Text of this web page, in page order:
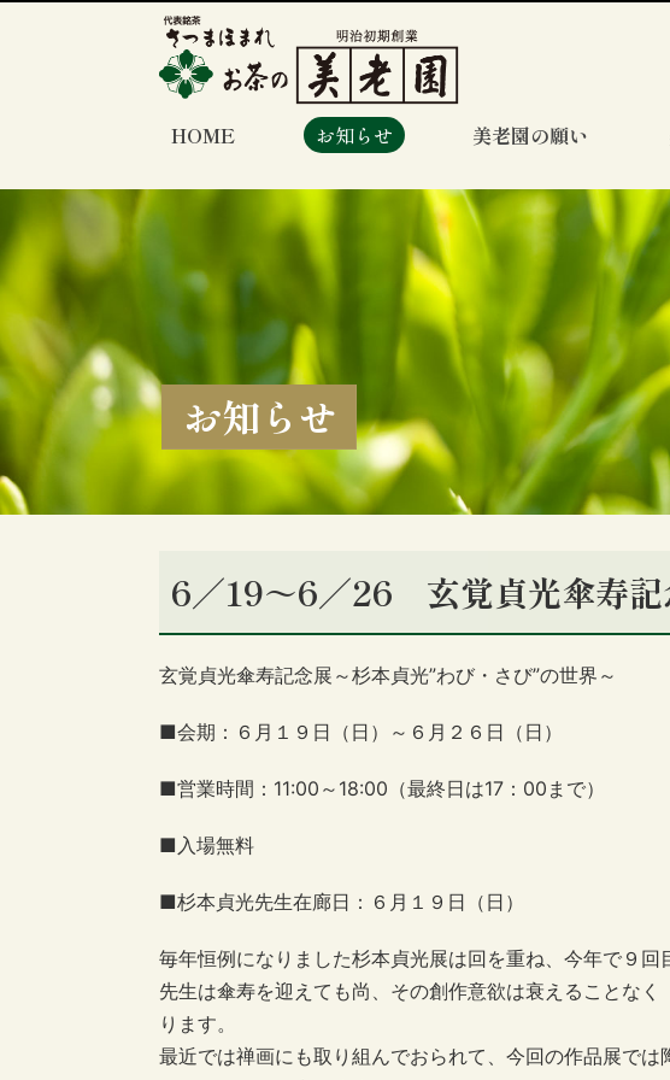
HOME お知らせ 美老園の願い
お知らせ
6／19～6／26 玄覚貞光傘寿
玄覚貞光傘寿記念展～杉本貞光”わび・さび”の世界～
■会期：６月１９日（日）～６月２６日（日）
■営業時間：11:00～18:00（最終日は17：00まで）
■入場無料
■杉本貞光先生在廊日：６月１９日（日）
毎年恒例になりました杉本貞光展は回を重ね、今年で９回
先生は傘寿を迎えても尚、その創作意欲は衰えることな
ります。
最近では禅画にも取り組んでおられて、今回の作品展で